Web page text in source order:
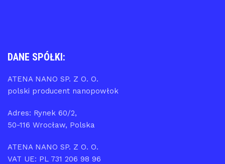
DANE SPÓŁKI:
ATENA NANO SP. Z O. O.
polski producent nanopowłok
Adres: Rynek 60/2,
50-116 Wrocław, Polska
ATENA NANO SP. Z O. O.
VAT UE: PL 731 206 98 96